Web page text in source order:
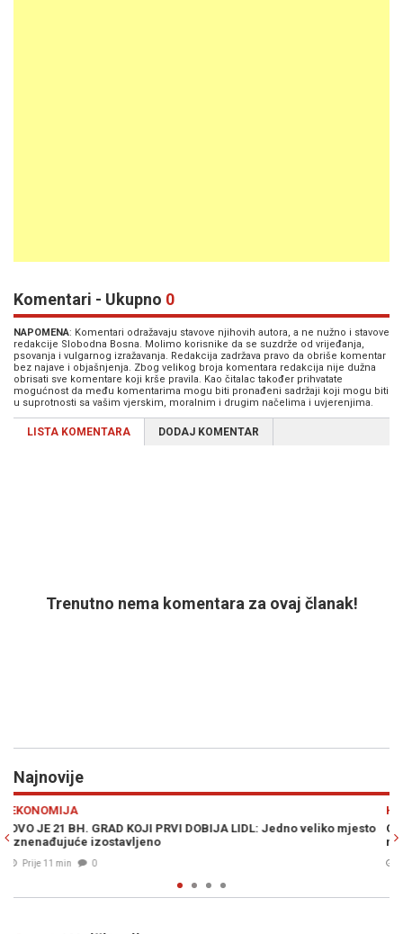
Komentari - Ukupno 0
NAPOMENA: Komentari odražavaju stavove njihovih autora, a ne nužno i stavove
redakcije Slobodna Bosna. Molimo korisnike da se suzdrže od vrijeđanja,
psovanja i vulgarnog izražavanja. Redakcija zadržava pravo da obriše komentar
bez najave i objašnjenja. Zbog velikog broja komentara redakcija nije dužna
obrisati sve komentare koji krše pravila. Kao čitalac također prihvatate
mogućnost da među komentarima mogu biti pronađeni sadržaji koji mogu biti
u suprotnosti sa vašim vjerskim, moralnim i drugim načelima i uvjerenjima.
LISTA KOMENTARA DODAJ KOMENTAR
Trenutno nema komentara za ovaj članak!
Najnovije
HITEC
OVO NEMA NIKO NA SVIJETU: Kineski gigant obara sve
novim AI centrom
Prije 20 min